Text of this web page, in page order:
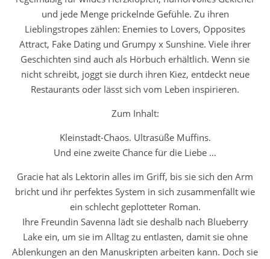
und jede Menge prickelnde Gefühle. Zu ihren
Lieblingstropes zählen: Enemies to Lovers, Opposites
Attract, Fake Dating und Grumpy x Sunshine. Viele ihrer
Geschichten sind auch als Hörbuch erhältlich. Wenn sie
nicht schreibt, joggt sie durch ihren Kiez, entdeckt neue
Restaurants oder lässt sich vom Leben inspirieren.
Zum Inhalt:
Kleinstadt-Chaos. Ultrasüße Muffins.
Und eine zweite Chance für die Liebe …
Gracie hat als Lektorin alles im Griff, bis sie sich den Arm
bricht und ihr perfektes System in sich zusammenfällt wie
ein schlecht geplotteter Roman.
Ihre Freundin Savenna lädt sie deshalb nach Blueberry
Lake ein, um sie im Alltag zu entlasten, damit sie ohne
Ablenkungen an den Manuskripten arbeiten kann. Doch sie